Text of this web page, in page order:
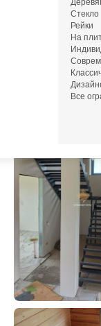
Стекло
Рейки
На
Все
или напишите